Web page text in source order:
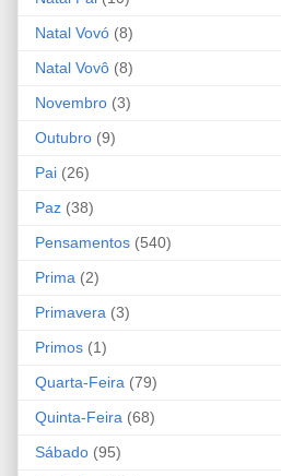
Natal Vovó (8)
Natal Vovô (8)
Novembro (3)
Outubro (9)
Pai (26)
Paz (38)
Pensamentos (540)
Prima (2)
Primavera (3)
Primos (1)
Quarta-Feira (79)
Quinta-Feira (68)
Sábado (95)